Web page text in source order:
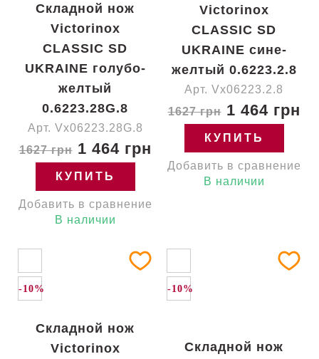
Складной нож
Victorinox
CLASSIC SD
UKRAINE голубо-
желтый
0.6223.28G.8
Арт. Vx06223.28G.8
1627 грн1 464 грн
КУПИТЬ
Добавить в сравнение
В наличии
Victorinox
CLASSIC SD
UKRAINE сине-
желтый 0.6223.2.8
Арт. Vx06223.2.8
1627 грн1 464 грн
КУПИТЬ
Добавить в сравнение
В наличии
-10%
Складной нож
Victorinox
-10%
Складной нож